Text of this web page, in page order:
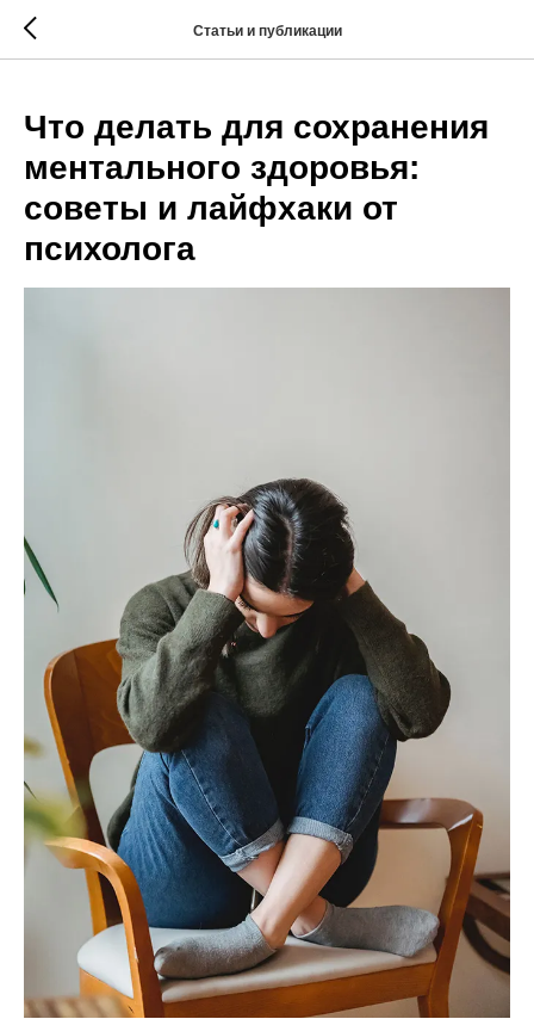
Статьи и публикации
Что делать для сохранения
ментального здоровья:
советы и лайфхаки от
психолога